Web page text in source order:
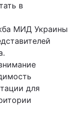
в
МИД Украины
для